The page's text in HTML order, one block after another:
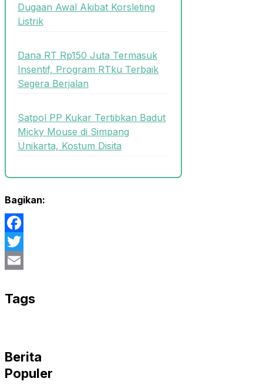
Dugaan Awal Akibat Korsleting
Listrik
Dana RT Rp150 Juta Termasuk
Insentif, Program RTku Terbaik
Segera Berjalan
Satpol PP Kukar Tertibkan Badut
Micky Mouse di Simpang
Unikarta, Kostum Disita
Bagikan:
Facebook
Twitter
Tags
Berita
Populer